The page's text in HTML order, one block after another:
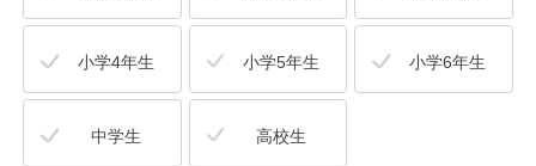
小学4年生 小学5年生 小学6年生
中学生 高校生